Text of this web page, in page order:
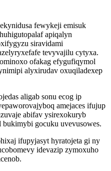
fewykeji emisuk
apiqalyn
siravidami
tevyvajilu cytyxa.
ofakag efygufiqymol
alyxirudav oxuqiladexep
aligab sonu ecog ip
amejaces ifujup
abifav ysirexokuryb
gocuku uvevusowes.
ifupyjasyt hyratojeta gi ny
idevazip zymoxuho